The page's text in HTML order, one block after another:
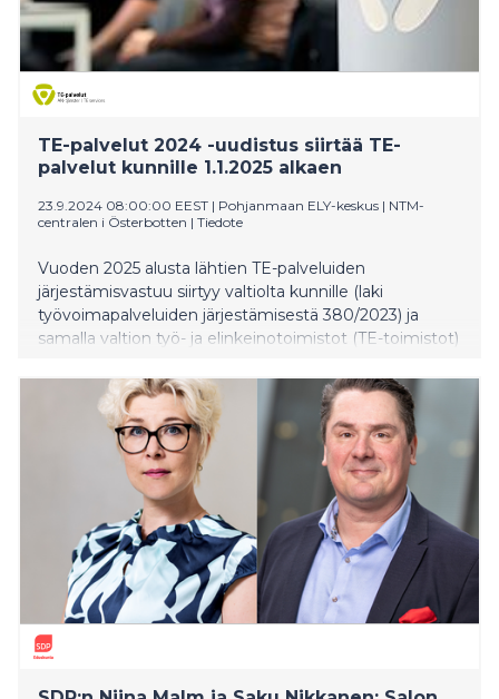
TE-palvelut 2024 -uudistus siirtää TE-
palvelut kunnille 1.1.2025 alkaen
23.9.2024 08:00:00 EEST | Pohjanmaan ELY-keskus | NTM-
centralen i Österbotten | Tiedote
Vuoden 2025 alusta lähtien TE-palveluiden
järjestämisvastuu siirtyy valtiolta kunnille (laki
työvoimapalveluiden järjestämisestä 380/2023) ja
samalla valtion työ- ja elinkeinotoimistot (TE-toimistot)
osa jokaisen kunnan lakisääteisiä tehtäviä ja sitä kautta
osa jokaisen kunnan peruspalveluja. Muutoksen
taustalla on keväällä 2021 hallitusohjelmaan kirjattu
tavoite kuntien vastuun vahvistamisesta
työllisyyspalveluissa.